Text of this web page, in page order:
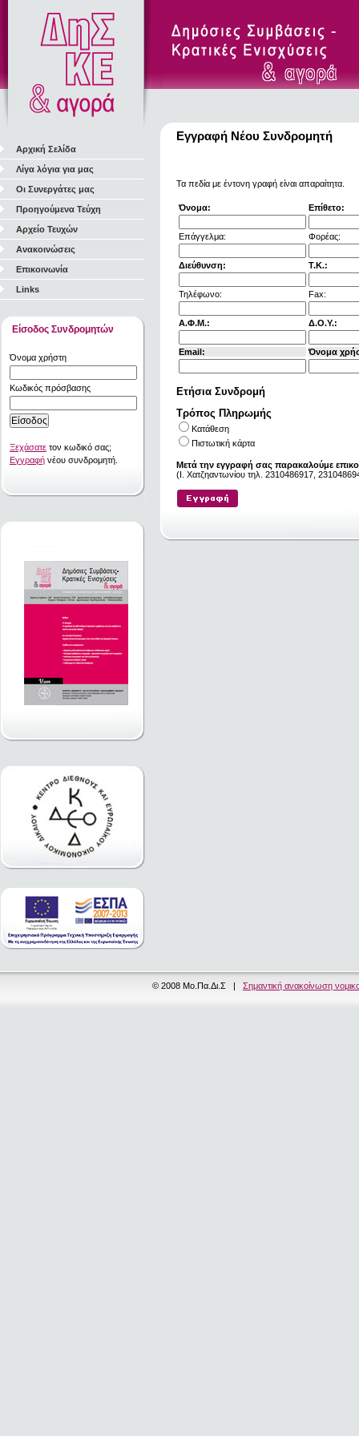
Αρχική Σελίδα
Λίγα λόγια για μας
Οι Συνεργάτες μας
Προηγούμενα Τεύχη
Αρχείο Τευχών
Ανακοινώσεις
Επικοινωνία
Links
Είσοδος Συνδρομητών
Όνομα χρήστη
Κωδικός πρόσβασης
Ξεχάσατε τον κωδικό σας;
Εγγραφή νέου συνδρομητή.
Εγγραφή Νέου Συνδρομητή
Τα πεδία με έντονη γραφή είναι απαραίτητα.
Όνομα: Επίθετο:
Επάγγελμα: Φορέας:
Διεύθυνση: Τ.Κ.:
Τηλέφωνο: Fax:
Α.Φ.Μ.: Δ.Ο.Υ.:
Email: Όνομα
Ετήσια Συνδρομή
Τρόπος Πληρωμής
Κατάθεση
Πιστωτική κάρτα
Μετά την εγγραφή σας παρακαλούμε
(I. Χατζηαντωνίου τηλ. 2310486917,
© 2008 Μο.Πα.Δι.Σ | Σημαντική ανακοίνωση